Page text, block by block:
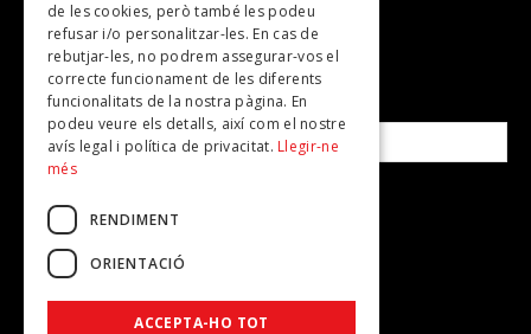
SUBSCRIU-TE A LA NOSTRA NEWSLETTER!
Correu electrònic*
Accepto lapolítica de privacitat
de les cookies, però també les podeu
refusar i/o personalitzar-les. En cas de
rebutjar-les, no podrem assegurar-vos el
correcte funcionament de les diferents
funcionalitats de la nostra pàgina. En
podeu veure els detalls, així com el nostre
avís legal i política de privacitat. Llegir-ne
més
RENDIMENT
ORIENTACIÓ
ACCEPTA-HO TOT